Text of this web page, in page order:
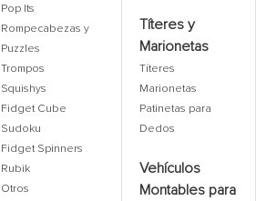
Pop Its
Rompecabezas y
Puzzles
Trompos
Squishys
Fidget Cube
Sudoku
Fidget Spinners
Rubik
Otros
Títeres y
Marionetas
Títeres
Marionetas
Patinetas para
Dedos
Vehículos
Montables para